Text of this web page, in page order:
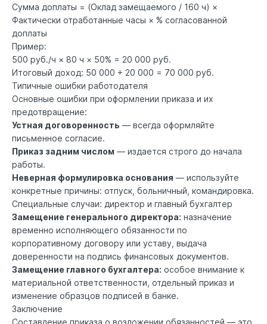
Сумма доплаты = (Оклад замещаемого / 160 ч) ×
Фактически отработанные часы × % согласованной
доплаты
Пример:
500 руб./ч × 80 ч × 50% = 20 000 руб.
Итоговый доход: 50 000 + 20 000 = 70 000 руб.
Типичные ошибки работодателя
Основные ошибки при оформлении приказа и их
предотвращение:
Устная договоренность — всегда оформляйте
письменное согласие.
Приказ задним числом — издается строго до начала
работы.
Неверная формулировка основания — используйте
конкретные причины: отпуск, больничный, командировка.
Специальные случаи: директор и главный бухгалтер
Замещение генерального директора: назначение
временно исполняющего обязанности по
корпоративному договору или уставу, выдача
доверенности на подпись финансовых документов.
Замещение главного бухгалтера: особое внимание к
материальной ответственности, отдельный приказ и
изменение образцов подписей в банке.
Заключение